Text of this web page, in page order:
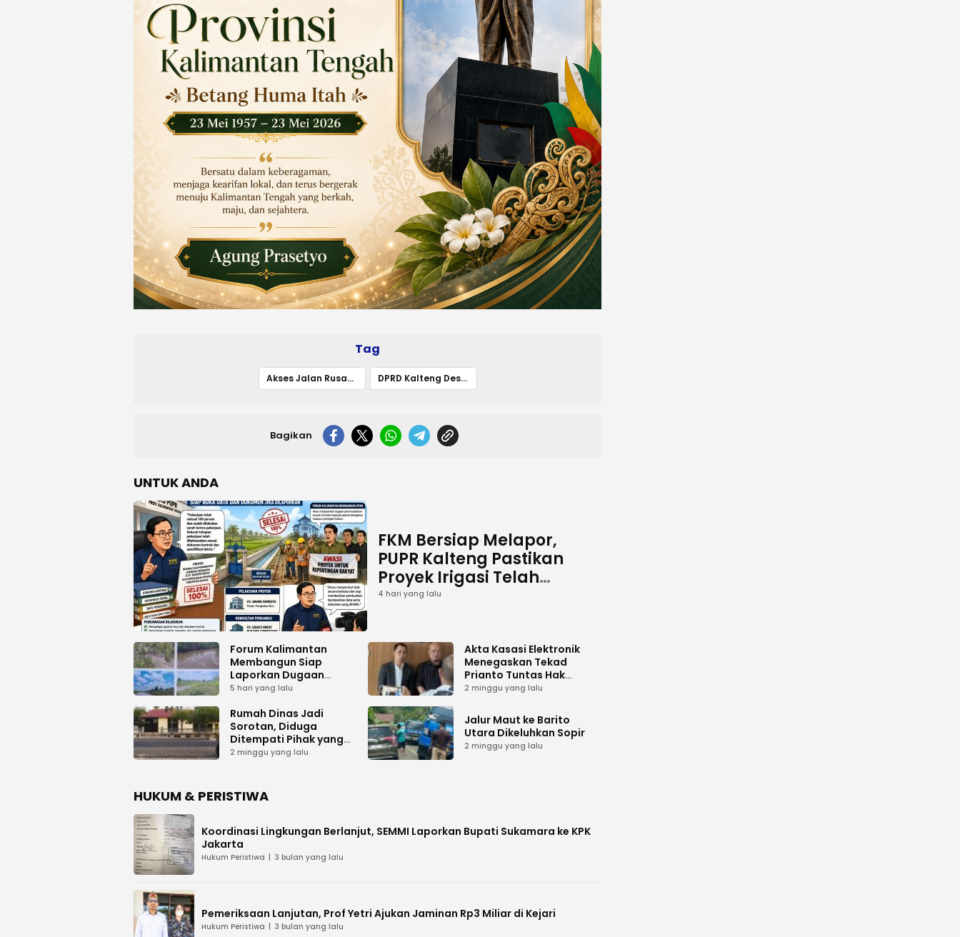
Tag
Akses Jalan Rusak Hambat Optimalisasi Pelabuhan Segintung DPRD Kalteng Desak Percepatan Perbaikan
Bagikan
UNTUK ANDA
FKM Bersiap Melapor,
PUPR Kalteng Pastikan
Proyek Irigasi Telah
Tuntas
4 hari yang lalu
Forum Kalimantan
Membangun Siap
Laporkan Dugaan
Proyek Bermasalah
5 hari yang lalu
Akta Kasasi Elektronik
Menegaskan Tekad
Prianto Tuntas Hak
Lahan ke Mahkamah
2 minggu yang lalu
Rumah Dinas Jadi
Sorotan, Diduga
Ditempati Pihak yang
Tak Berhak
2 minggu yang lalu
Jalur Maut ke Barito
Utara Dikeluhkan Sopir
2 minggu yang lalu
HUKUM & PERISTIWA
Koordinasi Lingkungan Berlanjut, SEMMI Laporkan Bupati Sukamara ke KPK
Jakarta
Hukum Peristiwa 3 bulan yang lalu
Pemeriksaan Lanjutan, Prof Yetri Ajukan Jaminan Rp3 Miliar di Kejari
Hukum Peristiwa 3 bulan yang lalu